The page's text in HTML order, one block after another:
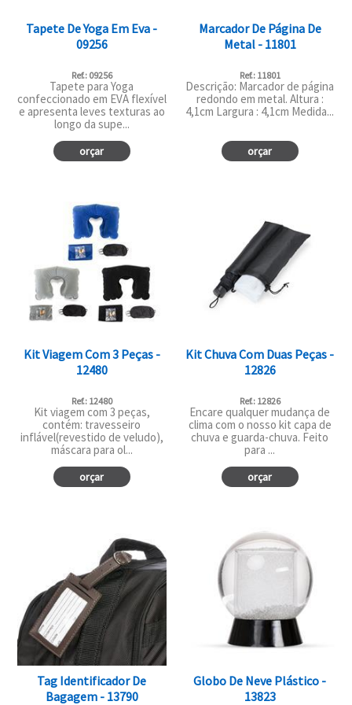
Tapete De Yoga Em Eva -
09256
Ref.: 09256
Tapete para Yoga
confeccionado em EVA flexível
e apresenta leves texturas ao
longo da supe...
orçar
Marcador De Página De
Metal - 11801
Ref.: 11801
Descrição: Marcador de página
redondo em metal. Altura :
4,1cm Largura : 4,1cm Medida...
orçar
Kit Viagem Com 3 Peças -
12480
Ref.: 12480
Kit viagem com 3 peças,
contém: travesseiro
inflável(revestido de veludo),
máscara para ol...
orçar
Kit Chuva Com Duas Peças -
12826
Ref.: 12826
Encare qualquer mudança de
clima com o nosso kit capa de
chuva e guarda-chuva. Feito
para ...
orçar
Tag Identificador De
Bagagem - 13790
Globo De Neve Plástico -
13823